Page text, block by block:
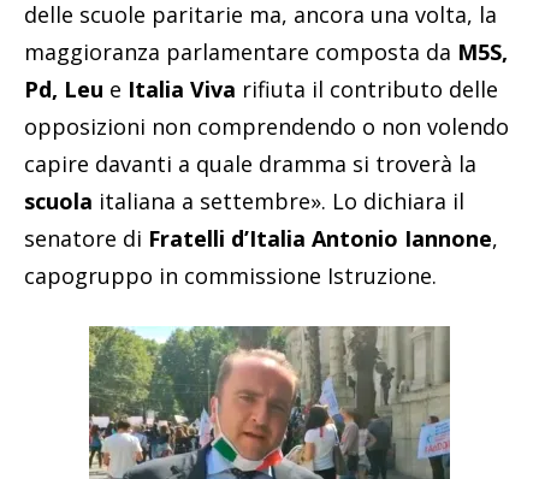
delle scuole paritarie ma, ancora una volta, la
maggioranza parlamentare composta da M5S,
Pd, Leu e Italia Viva rifiuta il contributo delle
opposizioni non comprendendo o non volendo
capire davanti a quale dramma si troverà la
scuola italiana a settembre». Lo dichiara il
senatore di Fratelli d’Italia Antonio Iannone,
capogruppo in commissione Istruzione.